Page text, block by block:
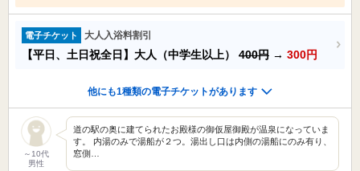
電子チケット 大人入浴料割引
【平日、土日祝全日】大人（中学生以上） 400円 → 300円
他にも1種類の電子チケットがあります
～10代
男性
道の駅の奥に建てられたお殿様の御仮屋御殿が温泉になっていま
す。 内湯のみで湯船が２つ。湯出し口は内側の湯船にのみ有り、
窓側…